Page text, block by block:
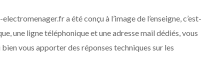
a été conçu à l’image de l’enseigne, c’est-
une ligne téléphonique et une adresse mail dédiés, vous
vous apporter des réponses techniques sur les